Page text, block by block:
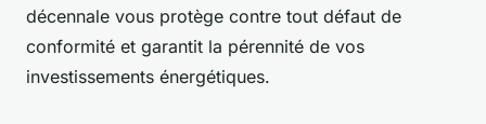
décennale vous protège contre tout défaut de
conformité et garantit la pérennité de vos
investissements énergétiques.